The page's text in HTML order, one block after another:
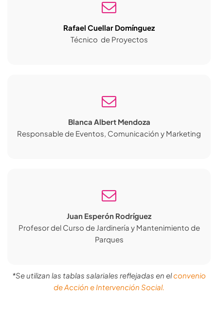
Rafael Cuellar Domínguez
Técnico de Proyectos
Blanca Albert Mendoza
Responsable de Eventos, Comunicación y Marketing
Juan Esperón Rodríguez
Profesor del Curso de Jardinería y Mantenimiento de
Parques
*Se utilizan las tablas salariales reflejadas en elconvenio
de Acción e Intervención Social.